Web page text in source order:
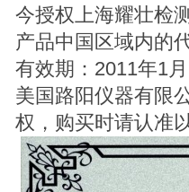
今授权上海耀壮检
产品中国区域内的
有效期：2011年1
美国路阳仪器有限
权，购买时请认准